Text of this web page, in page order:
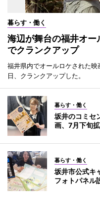
暮らす・働く
海辺が舞台の福井オ
でクランクアップ
福井県内でオールロケされた
日、クランクアップした。
暮らす・働く
坂井のコミセ
画、7月下旬
暮らす・働く
坂井市公式キ
フォトパネル